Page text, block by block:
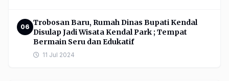
06 Trobosan Baru, Rumah Dinas Bupati Kendal
Disulap Jadi Wisata Kendal Park ; Tempat
Bermain Seru dan Edukatif
11 Jul 2024